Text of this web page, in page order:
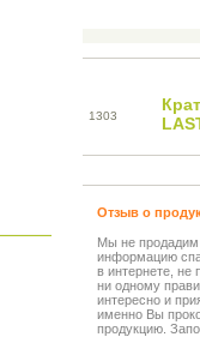
1303
Отзыв о
Мы не
информацию
в интернете, не
ни одному
интересно и
именно Вы
продукцию.